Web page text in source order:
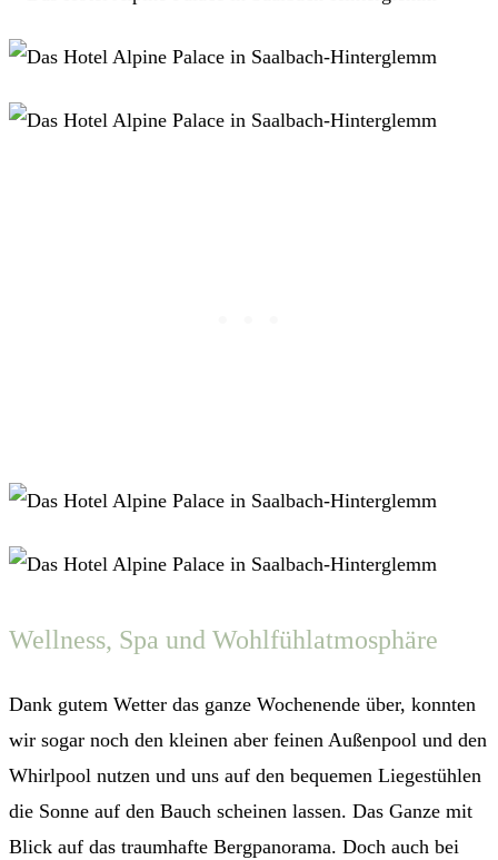
Wellness, Spa und Wohlfühlatmosphäre
Dank gutem Wetter das ganze Wochenende über, konnten
wir sogar noch den kleinen aber feinen Außenpool und den
Whirlpool nutzen und uns auf den bequemen Liegestühlen
die Sonne auf den Bauch scheinen lassen. Das Ganze mit
Blick auf das traumhafte Bergpanorama. Doch auch bei